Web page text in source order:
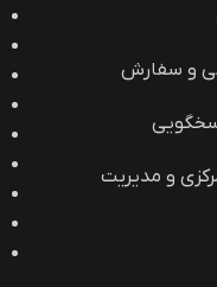
و سفارش
و مدیریت